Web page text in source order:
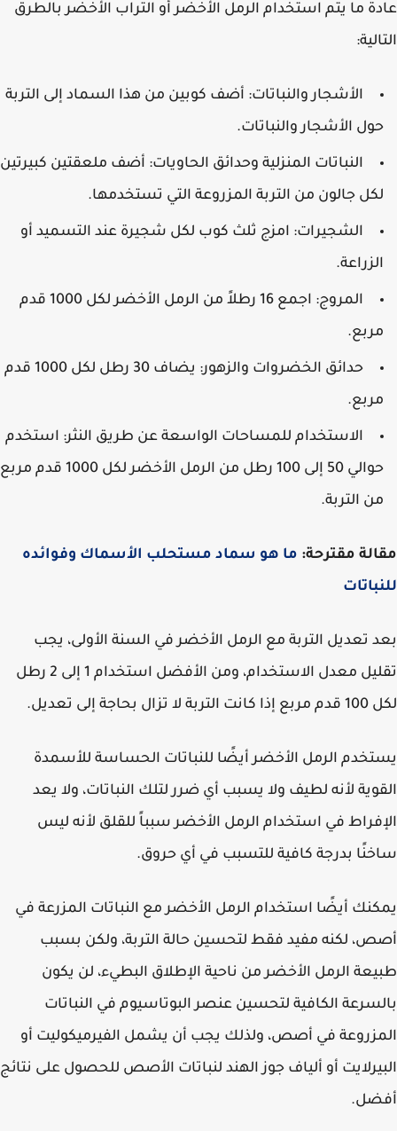
ما يتم استخدام الرمل الأخضر أو التراب الأخضر بالطرق
الأشجار والنباتات: أضف كوبين من هذا السماد إلى التربة
الأشجار والنباتات.
النباتات المنزلية وحدائق الحاويات: أضف ملعقتين كبيرتين
جالون من التربة المزروعة التي تستخدمها.
الشجيرات: امزج ثلث كوب لكل شجيرة عند التسميد أو
المروج: اجمع 16 رطلاً من الرمل الأخضر لكل 1000 قدم
حدائق الخضروات والزهور: يضاف 30 رطل لكل 1000 قدم
الاستخدام للمساحات الواسعة عن طريق النثر: استخدم
حوالي 50 إلى 100 رطل من الرمل الأخضر لكل 1000 قدم مربع
التربة.
مقترحة: ما هو سماد مستحلب الأسماك وفوائده
تعديل التربة مع الرمل الأخضر في السنة الأولى، يجب
تقليل معدل الاستخدام، ومن الأفضل استخدام 1 إلى 2 رطل
بحاجة إلى تعديل.
الرمل الأخضر أيضًا للنباتات الحساسة للأسمدة
لأنه لطيف ولا يسبب أي ضرر لتلك النباتات، ولا يعد
في استخدام الرمل الأخضر سبباً للقلق لأنه ليس
بدرجة كافية للتسبب في أي حروق.
أيضًا استخدام الرمل الأخضر مع النباتات المزرعة في
لكنه مفيد فقط لتحسين حالة التربة، ولكن بسبب
الرمل الأخضر من ناحية الإطلاق البطيء، لن يكون
الكافية لتحسين عنصر البوتاسيوم في النباتات
في أصص، ولذلك يجب أن يشمل الفيرميكوليت أو
أو ألياف جوز الهند لنباتات الأصص للحصول على نتائج